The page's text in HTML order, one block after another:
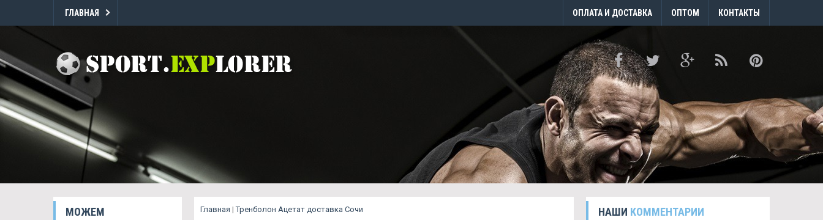
ГЛАВНАЯ ОПЛАТА И ДОСТАВКА ОПТОМ КОНТАКТЫ
МОЖЕМ
Главная |Тренболон Ацетат доставка Сочи НАШИ КОММЕНТАРИИ